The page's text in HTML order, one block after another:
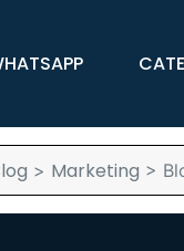
> Marketing >